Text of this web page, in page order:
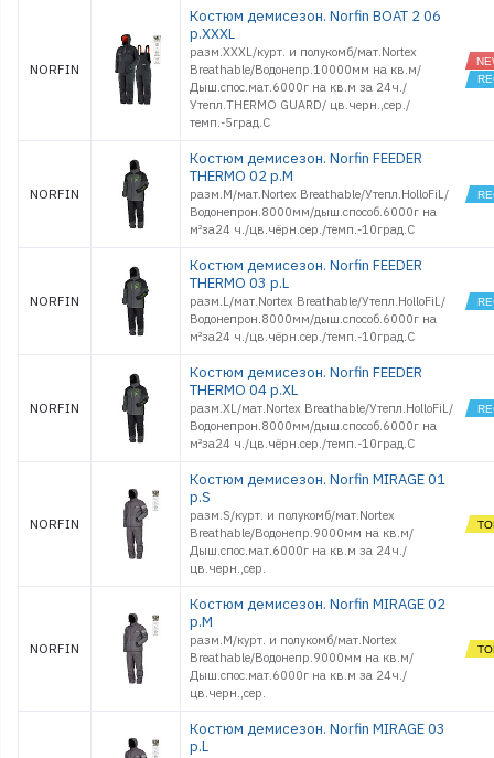
NORFIN
Костюм демисезон. Norfin BOAT 2 06
р.XXXL
разм.XXXL/курт. и полукомб/мат.Nortex
Breathable/Водонепр.10000мм на кв.м/
Дыш.спос.мат.6000г на кв.м за 24ч./
Утепл.THERMO GUARD/ цв.черн.,сер./
темп.-5град.С
NORFIN
Костюм демисезон. Norfin FEEDER
THERMO 02 р.M
разм.M/мат.Nortex Breathable/Утепл.HolloFiL/
Водонепрон.8000мм/дыш.способ.6000г на
м²за24 ч./цв.чёрн.сер./темп.-10град.С
NORFIN
Костюм демисезон. Norfin FEEDER
THERMO 03 р.L
разм.L/мат.Nortex Breathable/Утепл.HolloFiL/
Водонепрон.8000мм/дыш.способ.6000г на
м²за24 ч./цв.чёрн.сер./темп.-10град.С
NORFIN
Костюм демисезон. Norfin FEEDER
THERMO 04 р.XL
разм.XL/мат.Nortex Breathable/Утепл.HolloFiL/
Водонепрон.8000мм/дыш.способ.6000г на
м²за24 ч./цв.чёрн.сер./темп.-10град.С
NORFIN
Костюм демисезон. Norfin MIRAGE 01
р.S
разм.S/курт. и полукомб/мат.Nortex
Breathable/Водонепр.9000мм на кв.м/
Дыш.спос.мат.6000г на кв.м за 24ч./
цв.черн.,сер.
NORFIN
Костюм демисезон. Norfin MIRAGE 02
р.M
разм.M/курт. и полукомб/мат.Nortex
Breathable/Водонепр.9000мм на кв.м/
Дыш.спос.мат.6000г на кв.м за 24ч./
цв.черн.,сер.
Костюм демисезон. Norfin MIRAGE 03
р.L